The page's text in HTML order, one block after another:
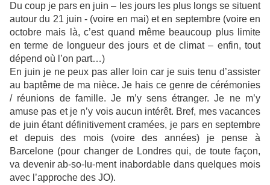
Du coup je pars en juin – les jours les plus longs se situent
autour du 21 juin - (voire en mai) et en septembre (voire en
octobre mais là, c’est quand même beaucoup plus limite
en terme de longueur des jours et de climat – enfin, tout
dépend où l’on part…)
En juin je ne peux pas aller loin car je suis tenu d’assister
au baptême de ma nièce. Je hais ce genre de cérémonies
/ réunions de famille. Je m’y sens étranger. Je ne m’y
amuse pas et je n’y vois aucun intérêt. Bref, mes vacances
de juin étant définitivement cramées, je pars en septembre
et depuis des mois (voire des années) je pense à
Barcelone (pour changer de Londres qui, de toute façon,
va devenir ab-so-lu-ment inabordable dans quelques mois
avec l’approche des JO).